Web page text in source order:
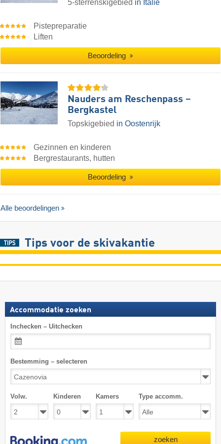
5-sterrenskigebied in Italië
Pistepreparatie
Liften
Beoordeling
Nauders am Reschenpass –
Bergkastel
Topskigebied in Oostenrijk
Gezinnen en kinderen
Bergrestaurants, hutten
Beoordeling
Alle beoordelingen
Tips voor de skivakantie
Accommodatie zoeken
Inchecken – Uitchecken
Bestemming – selecteren
Volw. Kinderen Kamers Type accomm.
zoeken